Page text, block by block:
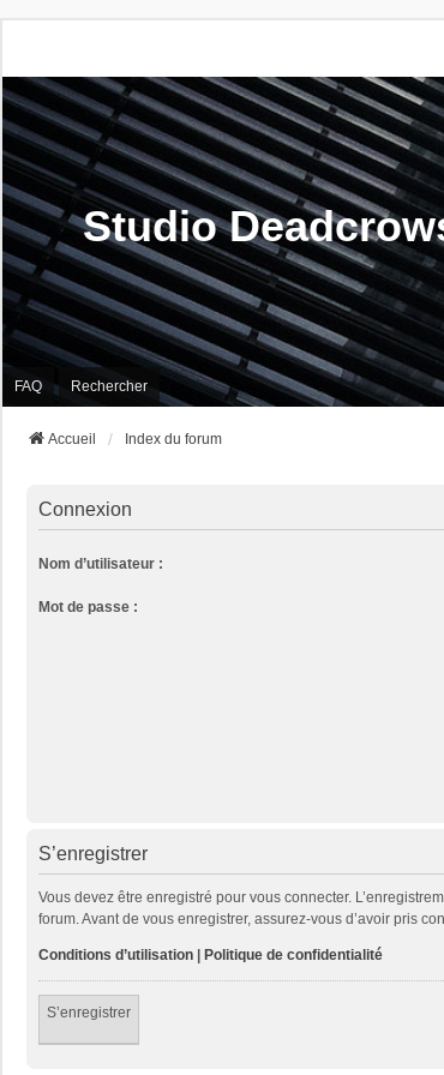
Studio
FAQ Rechercher
Accueil Index du forum
Connexion
Nom d’utilisateur :
Mot de passe :
S’enregistrer
Vous devez être enregistré pour vous connecter.
forum. Avant de vous enregistrer, assurez-vous d’avoir pris
Conditions d’utilisation | Politique de confidentialité
S’enregistrer